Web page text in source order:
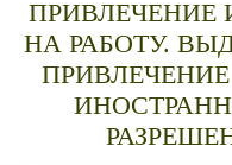
НА РАБОТУ.